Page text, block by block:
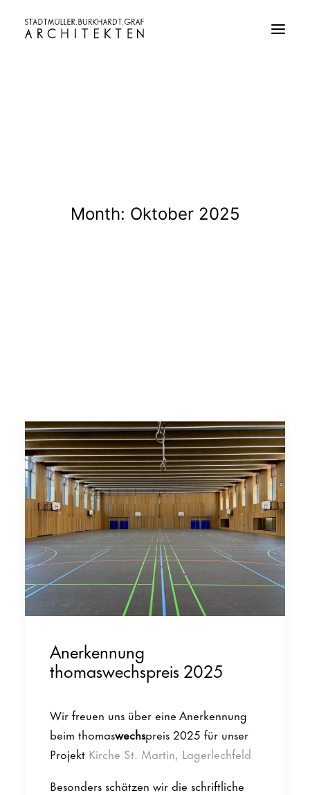
Month: Oktober 2025
Anerkennung
thomaswechspreis 2025
Wir freuen uns über eine Anerkennung
beim thomaswechspreis 2025 für unser
Projekt Kirche St. Martin, Lagerlechfeld
Besonders schätzen wir die schriftliche